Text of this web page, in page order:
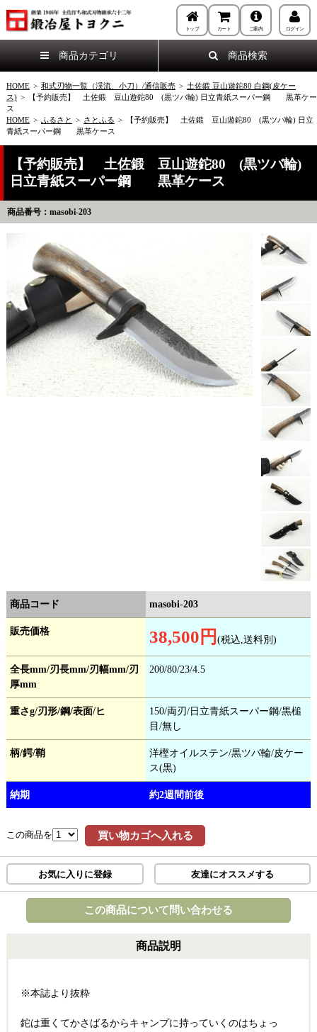
トップ カート ご案内 ログイン
商品カテゴリ 商品検索
HOME > 和式刃物一覧（渓流、小刀）/通信販売 > 土佐鍛 豆山遊鉈80 白鋼(皮ケー
ス) >
【予約販売】 土佐鍛 豆山遊鉈80 (黒ツバ輪) 日立青紙スーパー鋼 黒革ケー
ス
HOME > ふるさと > さとふる >
【予約販売】 土佐鍛 豆山遊鉈80 (黒ツバ輪) 日立
青紙スーパー鋼 黒革ケース
【予約販売】 土佐鍛 豆山遊鉈80 (黒ツバ輪)
日立青紙スーパー鋼 黒革ケース
商品番号：masobi-203
商品コード masobi-203
販売価格 38,500円 (税込,送料別)
全長mm/刃長mm/刃幅mm/刃
厚mm
200/80/23/4.5
重さg/刃形/鋼/表面/ヒ
150/両刃/日立青紙スーパー鋼/黒槌
目/無し
柄/鍔/鞘
洋樫オイルステン/黒ツバ輪/皮ケー
ス(黒)
納期 約2週間前後
この商品を 買い物カゴへ入れる
お気に入りに登録 友達にオススメする
この商品について問い合わせる
商品説明
※本誌より抜粋
鉈は重くてかさばるからキャンプに持っていくのはちょっ